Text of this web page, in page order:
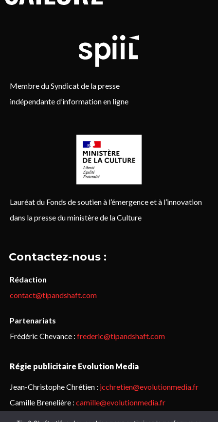
Membre du Syndicat de la presse
indépendante d’information en ligne
Lauréat du Fonds de soutien à l’émergence et à l’innovation
dans la presse du ministère de la Culture
Contactez-nous :
Rédaction
contact@tipandshaft.com
Partenariats
Frédéric Chevance : frederic@tipandshaft.com
Régie publicitaire Evolution Media
Jean-Christophe Chrétien : jcchretien@evolutionmedia.fr
Camille Brenelière : camille@evolutionmedia.fr